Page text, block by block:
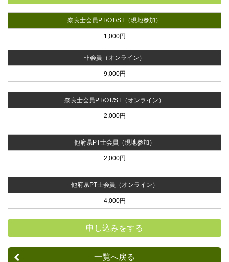
奈良士会員PT/OT/ST（現地参加）
1,000円
非会員（オンライン）
9,000円
奈良士会員PT/OT/ST（オンライン）
2,000円
他府県PT士会員（現地参加）
2,000円
他府県PT士会員（オンライン）
4,000円
申し込みをする
一覧へ戻る